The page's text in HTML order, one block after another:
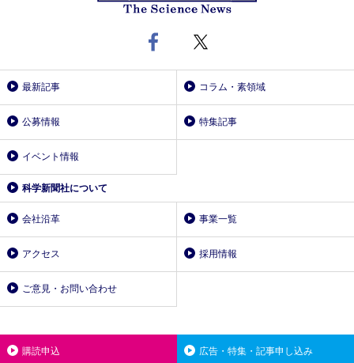
最新記事 コラム・素領域
公募情報 特集記事
イベント情報
科学新聞社について
会社沿革 事業一覧
アクセス 採用情報
ご意見・お問い合わせ
購読申込 広告・特集・記事申し込み